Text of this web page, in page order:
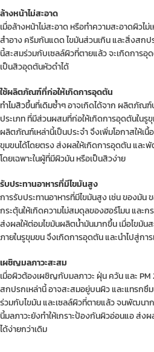
ล้างหน้าไม่สะอาด
เมื่อล้างหน้าไม่สะอาด หรือทำความสะอาดผิวไม่
สำอาง ครีมกันแดด ไขมันส่วนเกิน และสิ่งสก
นี้สะสมร่วมกับเซลล์ผิวที่ตายแล้ว จะเกิดการ
เป็นสิวอุดตันหัวดำได้
ใช้ผลิตภัณฑ์ที่ก่อให้เกิดการอุดตัน
ทำไมสิวขึ้นที่เดิมซ้ำๆอาจเกิดได้จาก ผลิตภัณฑ์
ประเภท ที่มีส่วนผสมที่ก่อให้เกิดการอุดตันในรู
ผลิตภัณฑ์เหล่านี้เป็นประจำ จึงเพิ่มโอกาสให้เ
ขุมขนได้โดยตรง ส่งผลให้เกิดการอุดตัน และ
โดยเฉพาะในผู้ที่มีผิวมัน หรือเป็นสิวง่าย
รับประทานอาหารที่มีไขมันสูง
การรับประทานอาหารที่มีไขมันสูง เช่น ของมัน
กระตุ้นให้เกิดความไม่สมดุลของฮอร์โมน และ
ส่งผลให้ต่อมไขมันผลิตน้ำมันมากขึ้น เมื่อไขมัน
ภายในรูขุมขน จึงเกิดการอุดตัน และนำไปสู่ก
เผชิญมลภาวะสะสม
เมื่อผิวต้องเผชิญกับมลภาวะ ฝุ่น ควัน และ PM
สกปรกเหล่านี้ อาจสะสมอยู่บนผิว และแทรกซึ
ร่วมกับไขมัน และเซลล์ผิวที่ตายแล้ว จนพัฒนา
นี้มลภาวะยังทำให้เกราะป้องกันผิวอ่อนแอ ส่ง
ได้ง่ายกว่าเดิม